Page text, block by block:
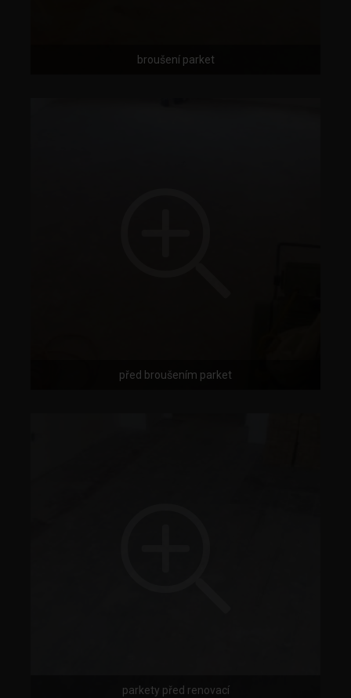
broušení parket
před broušením parket
parkety před renovací